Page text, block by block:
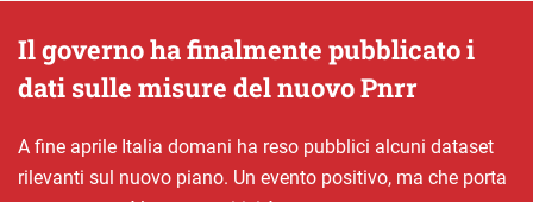
Il governo ha finalmente pubblicato i
dati sulle misure del nuovo Pnrr
A fine aprile Italia domani ha reso pubblici alcuni dataset
rilevanti sul nuovo piano. Un evento positivo, ma che porta